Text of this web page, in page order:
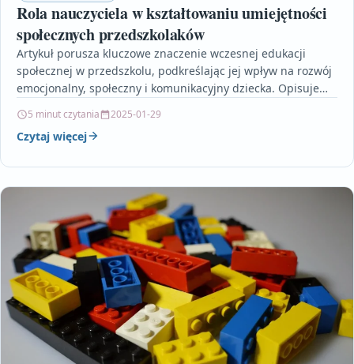
Rola nauczyciela w kształtowaniu umiejętności
społecznych przedszkolaków
Artykuł porusza kluczowe znaczenie wczesnej edukacji
społecznej w przedszkolu, podkreślając jej wpływ na rozwój
emocjonalny, społeczny i komunikacyjny dziecka. Opisuje
5 minut czytania 2025-01-29
Czytaj więcej